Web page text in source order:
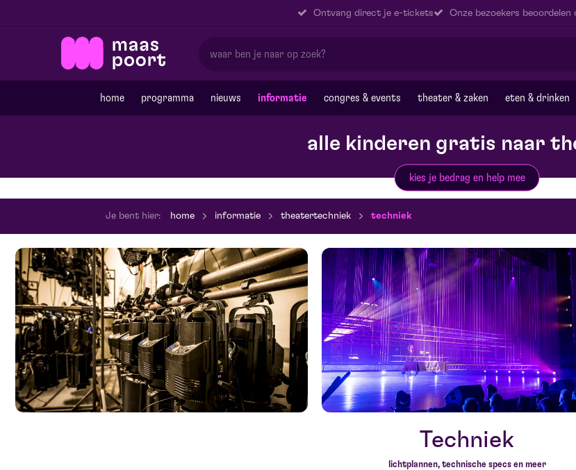
Ontvang direct je e-tickets Onze bezoekers beoordelen
home programma nieuws informatie congres & events theater & zaken eten & drinken
alle kinderen gratis naar
kies je bedrag en help mee
Je bent hier: home informatie theatertechniek techniek
Techniek
lichtplannen, technische specs en meer